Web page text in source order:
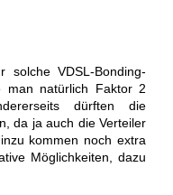
VDSL-Bonding-
man natürlich Faktor 2
dürften die
da ja auch die Verteiler
kommen noch extra
Möglichkeiten, dazu